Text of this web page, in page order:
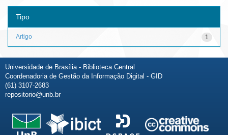
Tipo
1
Artigo
Universidade de Brasília - Biblioteca Central
Coordenadoria de Gestão da Informação Digital - GID
(61) 3107-2683
repositorio@unb.br